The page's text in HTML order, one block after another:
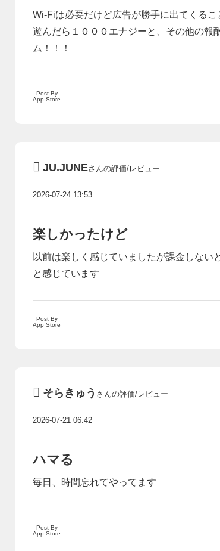
Wi-Fiは必要だけど広告が勝手に出てくる
遊んだら１０００エナジーと、その他の報
ム！！！
Post By
App Store
JU.JUNEさんの評価/レビュー
2026-07-24 13:53
楽しかったけど
以前は楽しく感じていましたが課金しな
と感じています
Post By
App Store
そらきゅう さんの評価/レビュー
2026-07-21 06:42
ハマる
毎日、時間忘れてやってます
Post By
App Store